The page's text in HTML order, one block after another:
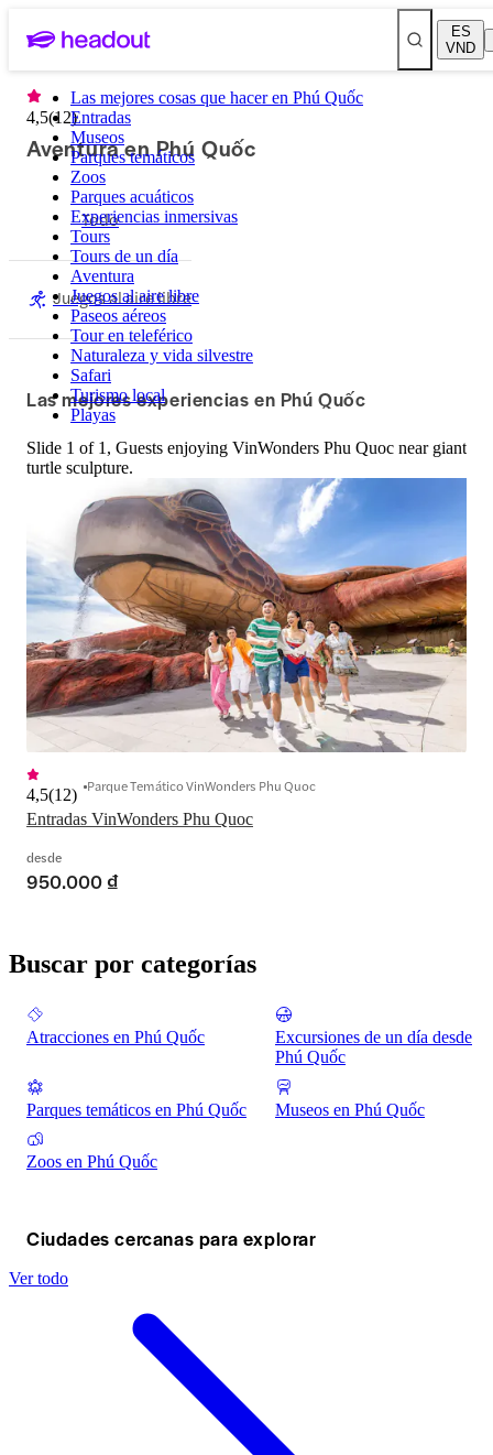
ES
VND
Las mejores cosas que hacer en Phú Quốc
Entradas
Museos
Parques temáticos
Zoos
Parques acuáticos
Experiencias inmersivas
Tours
Tours de un día
Aventura
Juegos al aire libre
Paseos aéreos
Tour en teleférico
Naturaleza y vida silvestre
Safari
Turismo local
Playas
4,5(12)
Aventura en Phú Quốc
Todo
Juegos al aire libre
Las mejores experiencias en Phú Quốc
Slide 1 of 1, Guests enjoying VinWonders Phu Quoc near giant
turtle sculpture.
Entradas VinWonders Phu Quoc
4,5(12) Parque Temático VinWonders Phu Quoc
desde
950.000 ₫
Buscar por categorías
Atracciones en Phú Quốc
Excursiones de un día desde
Phú Quốc
Parques temáticos en Phú Quốc Museos en Phú Quốc
Zoos en Phú Quốc
Ciudades cercanas para explorar
Ver todo